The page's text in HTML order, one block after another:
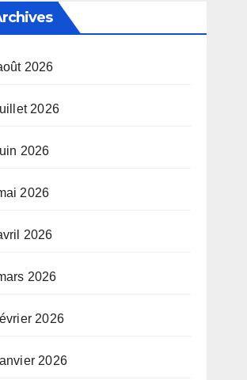
2026
2026
2026
2026
2026
2026
2026
2026